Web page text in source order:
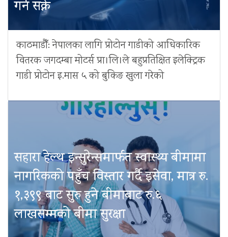
गर्न सक्ने
काठमाडौँ: नेपालका लागि प्रोटोन गाडीको आधिकारिक
वितरक जगदम्बा मोटर्स प्रा।लि।ले बहुप्रतिक्षित इलेक्ट्रिक
गाडी प्रोटोन इ.मास ५ को बुकिङ खुला गरेको
सहारा हेल्थ इन्सुरेन्समार्फत स्वास्थ्य बीमामा
नागरिकको पहुँच विस्तार गर्दै इसेवा, मात्र रु.
१,३९९ बाट सुरु हुने बीमाबाट रु.६
लाखसम्मको बीमा सुरक्षा